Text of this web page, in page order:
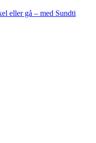
eller gå – med Sundti